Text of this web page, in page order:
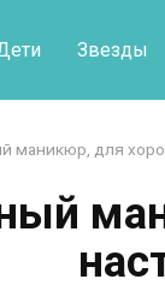
Звезды
маникюр, для